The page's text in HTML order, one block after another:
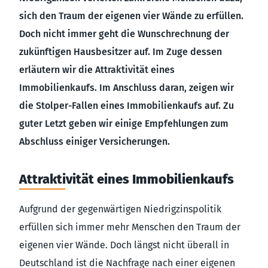
sich den Traum der eigenen vier Wände zu erfüllen.
Doch nicht immer geht die Wunschrechnung der
zukünftigen Hausbesitzer auf. Im Zuge dessen
erläutern wir die Attraktivität eines
Immobilienkaufs. Im Anschluss daran, zeigen wir
die Stolper-Fallen eines Immobilienkaufs auf. Zu
guter Letzt geben wir einige Empfehlungen zum
Abschluss einiger Versicherungen.
Attraktivität eines Immobilienkaufs
Aufgrund der gegenwärtigen Niedrigzinspolitik
erfüllen sich immer mehr Menschen den Traum der
eigenen vier Wände. Doch längst nicht überall in
Deutschland ist die Nachfrage nach einer eigenen